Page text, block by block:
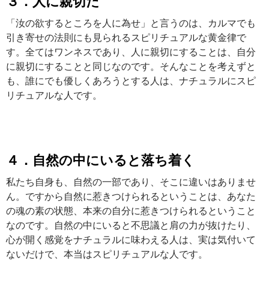
「汝の欲するところを人に為せ」と言うのは、カルマでも
引き寄せの法則にも見られるスピリチュアルな黄金律で
す。全てはワンネスであり、人に親切にすることは、自分
に親切にすることと同じなのです。そんなことを考えずと
も、誰にでも優しくあろうとする人は、ナチュラルにスピ
リチュアルな人です。
４．自然の中にいると落ち着く
私たち自身も、自然の一部であり、そこに違いはありませ
ん。ですから自然に惹きつけられるということは、あなた
の魂の素の状態、本来の自分に惹きつけられるということ
なのです。自然の中にいると不思議と肩の力が抜けたり、
心が開く感覚をナチュラルに味わえる人は、実は気付いて
ないだけで、本当はスピリチュアルな人です。